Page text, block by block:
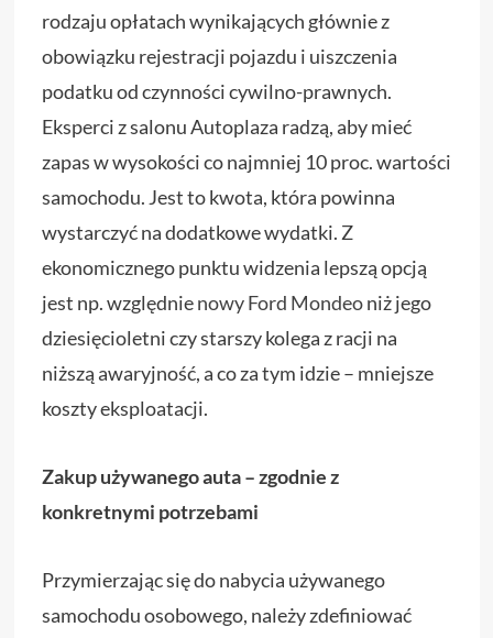
rodzaju opłatach wynikających głównie z
obowiązku rejestracji pojazdu i uiszczenia
podatku od czynności cywilno-prawnych.
Eksperci z salonu Autoplaza radzą, aby mieć
zapas w wysokości co najmniej 10 proc. wartości
samochodu. Jest to kwota, która powinna
wystarczyć na dodatkowe wydatki. Z
ekonomicznego punktu widzenia lepszą opcją
jest np. względnienowy Ford Mondeoniż jego
dziesięcioletni czy starszy kolega z racji na
niższą awaryjność, a co za tym idzie – mniejsze
koszty eksploatacji.
Zakup używanego auta – zgodnie z
konkretnymi potrzebami
Przymierzając się do nabycia używanego
samochodu osobowego, należy zdefiniować